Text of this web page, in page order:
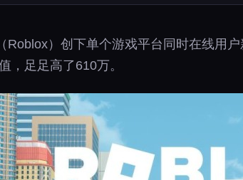
Roblox）创下单个游戏平台同时在线用
，足足高了610万。